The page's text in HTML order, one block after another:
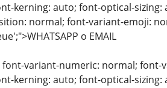
kerning: auto; font-optical-
normal; font-variant-emoji:
o EMAIL
font-variant-numeric: normal;
kerning: auto; font-optical-